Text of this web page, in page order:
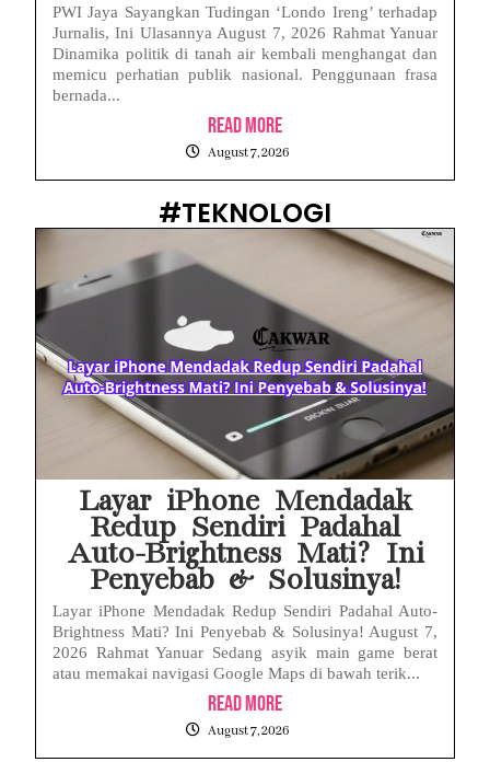
PWI Jaya Sayangkan Tudingan ‘Londo Ireng’ terhadap
Jurnalis, Ini Ulasannya August 7, 2026 Rahmat Yanuar
Dinamika politik di tanah air kembali menghangat dan
memicu perhatian publik nasional. Penggunaan frasa
bernada...
Read More
August 7, 2026
#TEKNOLOGI
Layar iPhone Mendadak
Redup Sendiri Padahal
Auto-Brightness Mati? Ini
Penyebab & Solusinya!
Layar iPhone Mendadak Redup Sendiri Padahal Auto-
Brightness Mati? Ini Penyebab & Solusinya! August 7,
2026 Rahmat Yanuar Sedang asyik main game berat
atau memakai navigasi Google Maps di bawah terik...
Read More
August 7, 2026